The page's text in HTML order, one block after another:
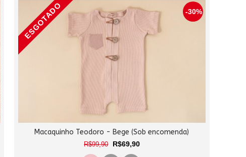
-30%
ESGOTADO
Macaquinho Teodoro - Bege (Sob encomenda)
R$99,90 R$69,90